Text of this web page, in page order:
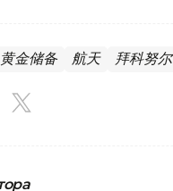
黄金储备 航天 拜科努尔